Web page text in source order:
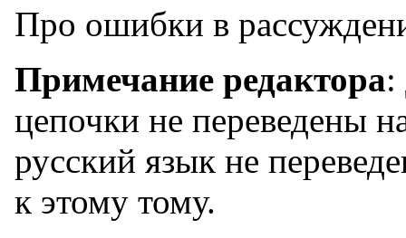
Про ошибки в
Примечание редактора:
цепочки не переведены
русский язык не
к этому тому.